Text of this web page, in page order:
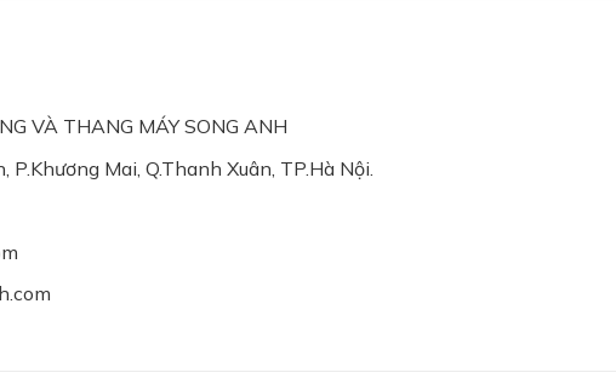
VÀ THANG MÁY SONG ANH
Mai, Q.Thanh Xuân, TP.Hà Nội.